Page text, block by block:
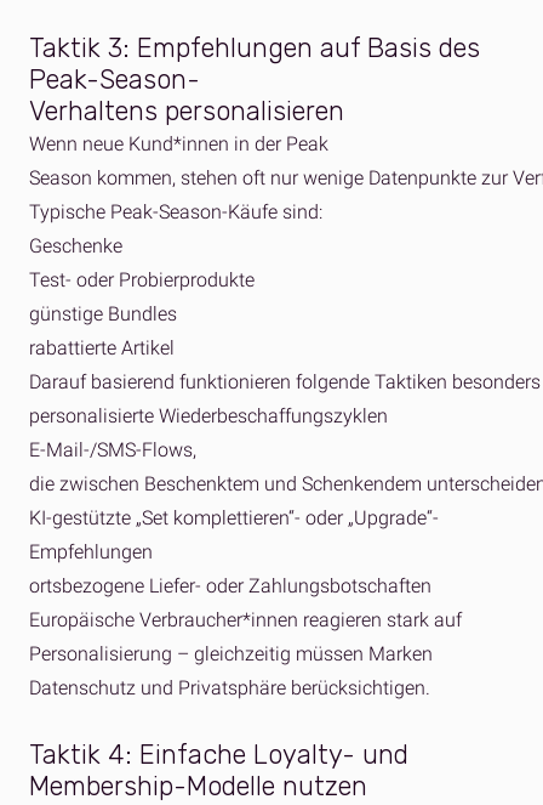
Taktik 3: Empfehlungen auf Basis des
Peak-Season-
Verhaltens personalisieren
Wenn neue Kund*innen in der Peak
Season kommen, stehen oft nur wenige Datenpunkte zur
Typische Peak-Season-Käufe sind:
Geschenke
Test- oder Probierprodukte
günstige Bundles
rabattierte Artikel
Darauf basierend funktionieren folgende Taktiken
personalisierte Wiederbeschaffungszyklen
E-Mail-/SMS-Flows,
die zwischen Beschenktem und Schenkendem
KI-gestützte „Set komplettieren“- oder „Upgrade“-
Empfehlungen
ortsbezogene Liefer- oder Zahlungsbotschaften
Europäische Verbraucher*innen reagieren stark auf
Personalisierung – gleichzeitig müssen Marken
Datenschutz und Privatsphäre berücksichtigen.
Taktik 4: Einfache Loyalty- und
Membership-Modelle nutzen